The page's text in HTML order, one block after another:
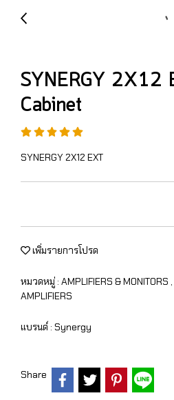
SYNERGY 2X12
Cabinet
SYNERGY 2X12 EXT
เพิ่มรายการโปรด
หมวดหมู่ : AMPLIFIERS & MONITORS ,
AMPLIFIERS
แบรนด์ : Synergy
Share